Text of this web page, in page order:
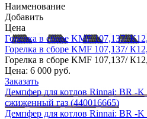
Наименование
Добавить
Цена
Горелка в сборе KMF 107,137/
Горелка в сборе KMF 107,137/
Горелка в сборе KMF 107,137/
Цена: 6 000 руб.
Заказать
Демпфер для котлов Rinnai: BR -
сжиженный газ (440016665)
Демпфер для котлов Rinnai: BR -